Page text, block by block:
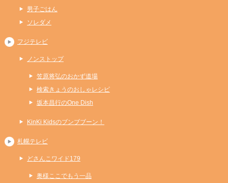
男子ごはん
ソレダメ
フジテレビ
ノンストップ
笠原将弘のおかず道場
検索きょうのおしゃレシピ
坂本昌行のOne Dish
KinKi Kidsのブンブブーン！
札幌テレビ
どさんこワイド179
奥様ここでもう一品